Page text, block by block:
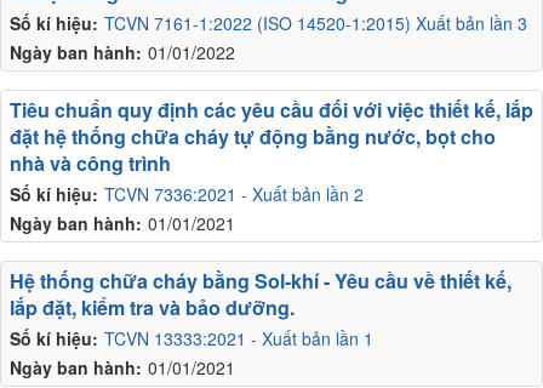
Số kí hiệu: TCVN 7161-1:2022 (ISO 14520-1:2015) Xuất bản lần 3
Ngày ban hành: 01/01/2022
Số kí hiệu: TCVN 7336:2021 - Xuất bản lần 2
Ngày ban hành: 01/01/2021
Tiêu chuẩn quy định các yêu cầu đối với việc thiết kế, lắp
đặt hệ thống chữa cháy tự động bằng nước, bọt cho
nhà và công trình
Số kí hiệu: TCVN 13333:2021 - Xuất bản lần 1
Ngày ban hành: 01/01/2021
Hệ thống chữa cháy bằng Sol-khí - Yêu cầu về thiết kế,
lắp đặt, kiểm tra và bảo dưỡng.